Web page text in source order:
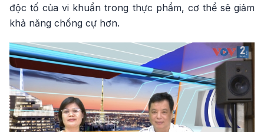
độc tố của vi khuẩn trong thực phẩm, cơ thể sẽ giảm
khả năng chống cự hơn.